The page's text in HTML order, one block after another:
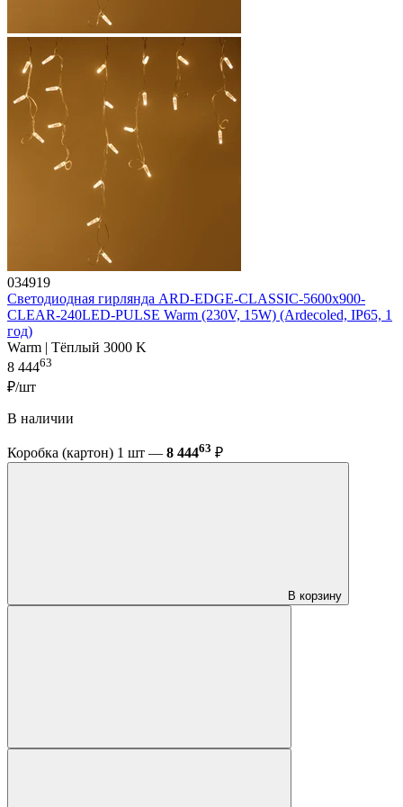
034919
Светодиодная гирлянда ARD-EDGE-CLASSIC-5600x900-
CLEAR-240LED-PULSE Warm (230V, 15W) (Ardecoled, IP65, 1
год)
Warm | Тёплый 3000 K
8 44463
₽/шт
В наличии
Коробка (картон) 1 шт — 8 44463 ₽
В корзину